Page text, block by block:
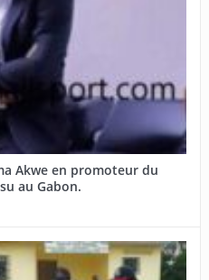
Akwe en promoteur du
au Gabon.